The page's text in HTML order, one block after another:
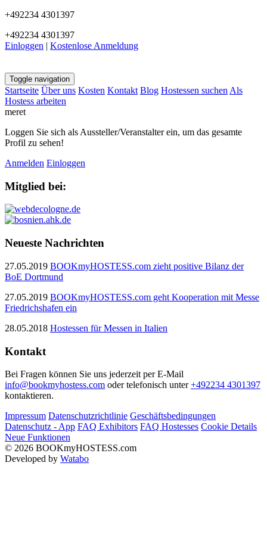
+492234 4301397
+492234 4301397
Einloggen | Kostenlose Anmeldung
Toggle navigation
Startseite Über uns Kosten Kontakt Blog Hostessen suchen Als
Hostess arbeiten
meret
Loggen Sie sich als Aussteller/Veranstalter ein, um das gesamte
Profil zu sehen!
Anmelden Einloggen
Mitglied bei:
Neueste Nachrichten
27.05.2019 BOOKmyHOSTESS.com zieht positive Bilanz der
BoE Dortmund
27.05.2019 BOOKmyHOSTESS.com geht Kooperation mit Messe
Friedrichshafen ein
28.05.2018 Hostessen für Messen in Italien
Kontakt
Bei Fragen können Sie uns jederzeit per E-Mail
info@bookmyhostess.com oder telefonisch unter+492234 4301397
kontaktieren.
Impressum Datenschutzrichtlinie Geschäftsbedingungen
Datenschutz - App FAQ Exhibitors FAQ Hostesses Cookie Details
Neue Funktionen
© 2026 BOOKmyHOSTESS.com
Developed by Watabo